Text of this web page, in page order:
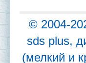
© 2004-
sds plus,
(мелкий и